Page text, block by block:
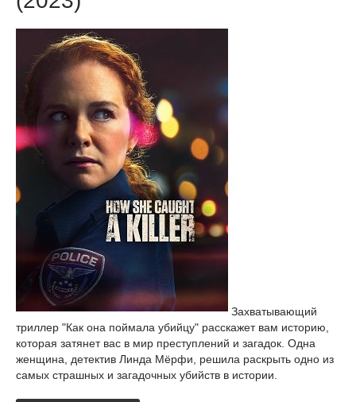
Захватывающий
триллер "Как она поймала убийцу" расскажет вам историю,
которая затянет вас в мир преступлений и загадок. Одна
женщина, детектив Линда Мёрфи, решила раскрыть одно из
самых страшных и загадочных убийств в истории.